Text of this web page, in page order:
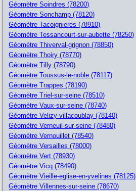
Géomètre Soindres (78200)
Géomètre Sonchamp (78120)
Géomètre Tacoignieres (78910)
Géomètre Tessancourt-sur-aubette (78250)
Géomètre Thiverval-grignon (78850)
Géomètre Thoiry (78770)
Géomètre Tilly (78790)
Géomètre Toussus-le-noble (78117)
Géomètre Trappes (78190)
Géomètre Triel-sur-seine (78510)
Géomètre Vaux-sur-seine (78740)
Géomètre Velizy-villacoublay (78140)
Géomètre Verneuil-sur-seine (78480)
Géomètre Vernouillet (78540)
Géomètre Versailles (78000)
Géomètre Vert (78930)
Géomètre Vicq (78490)
Géomètre Vieille-eglise-en-yvelines (78125)
Géomètre Villennes-sur-seine (78670)